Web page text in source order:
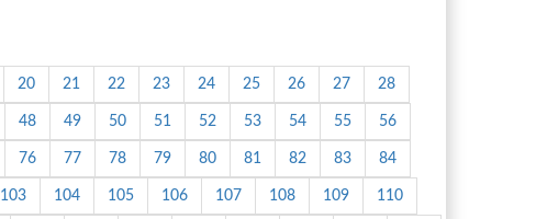
20 21 22 23 24 25 26 27 28
48 49 50 51 52 53 54 55 56
76 77 78 79 80 81 82 83 84
103 104 105 106 107 108 109 110